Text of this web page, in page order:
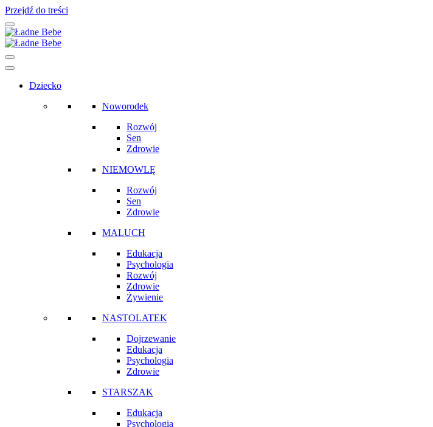
Przejdź do treści
Main
Navigation
Dziecko
Noworodek
Rozwój
Sen
Zdrowie
NIEMOWLĘ
Rozwój
Sen
Zdrowie
MALUCH
Edukacja
Psychologia
Rozwój
Zdrowie
Żywienie
NASTOLATEK
Dojrzewanie
Edukacja
Psychologia
Zdrowie
STARSZAK
Edukacja
Psychologia